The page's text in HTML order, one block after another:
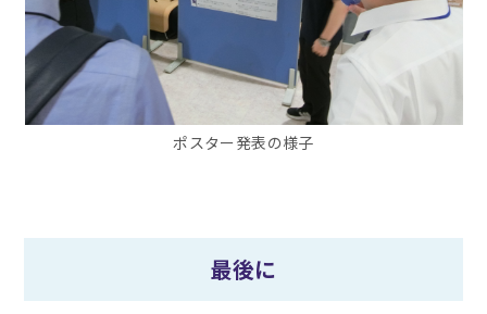
ポスター発表の様子
最後に